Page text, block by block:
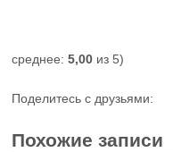
среднее:5,00 из 5)
Поделитесь с друзьями:
Похожие записи